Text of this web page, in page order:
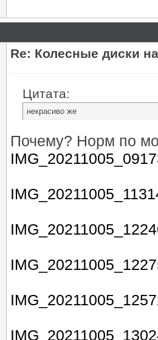
Re: Колесные диски
Цитата:
некрасиво же
Почему? Норм по